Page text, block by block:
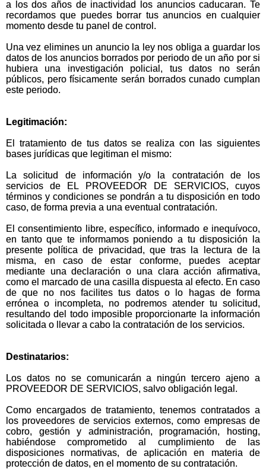
a los dos años de inactividad los anuncios caducaran. Te
recordamos que puedes borrar tus anuncios en cualquier
momento desde tu panel de control.
Una vez elimines un anuncio la ley nos obliga a guardar los
datos de los anuncios borrados por periodo de un año por si
hubiera una investigación policial, tus datos no serán
públicos, pero físicamente serán borrados cunado cumplan
este periodo.
Legitimación:
El tratamiento de tus datos se realiza con las siguientes
bases jurídicas que legitiman el mismo:
La solicitud de información y/o la contratación de los
servicios de EL PROVEEDOR DE SERVICIOS, cuyos
términos y condiciones se pondrán a tu disposición en todo
caso, de forma previa a una eventual contratación.
El consentimiento libre, específico, informado e inequívoco,
en tanto que te informamos poniendo a tu disposición la
presente política de privacidad, que tras la lectura de la
misma, en caso de estar conforme, puedes aceptar
mediante una declaración o una clara acción afirmativa,
como el marcado de una casilla dispuesta al efecto. En caso
de que no nos facilites tus datos o lo hagas de forma
errónea o incompleta, no podremos atender tu solicitud,
resultando del todo imposible proporcionarte la información
solicitada o llevar a cabo la contratación de los servicios.
Destinatarios:
Los datos no se comunicarán a ningún tercero ajeno a
PROVEEDOR DE SERVICIOS, salvo obligación legal.
Como encargados de tratamiento, tenemos contratados a
los proveedores de servicios externos, como empresas de
cobro, gestión y administración, programación, hosting,
habiéndose comprometido al cumplimiento de las
disposiciones normativas, de aplicación en materia de
protección de datos, en el momento de su contratación.